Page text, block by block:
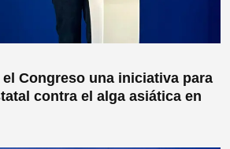
Congreso una iniciativa para
contra el alga asiática en